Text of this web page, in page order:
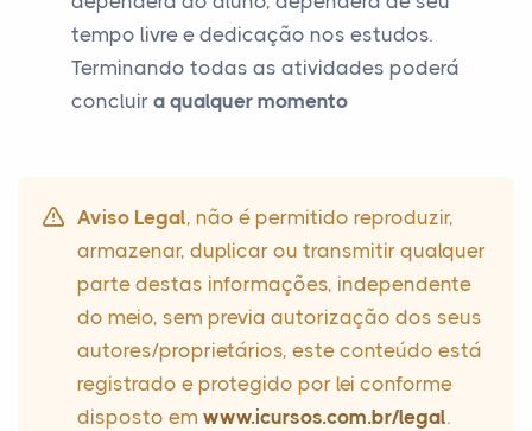
tempo livre e dedicação nos estudos.
Terminando todas as atividades poderá
concluir a qualquer momento
Aviso Legal, não é permitido reproduzir,
armazenar, duplicar ou transmitir qualquer
parte destas informações, independente
do meio, sem previa autorização dos seus
autores/proprietários, este conteúdo está
registrado e protegido por lei conforme
disposto em www.icursos.com.br/legal.